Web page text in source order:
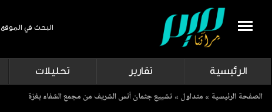
البحث في الموقع
الرئيسية تقارير تحليلات
Breadcrumb
الصفحة الرئيسية متداول تشييع جثمان أنس الشريف من مجمع الشفاء بغزة